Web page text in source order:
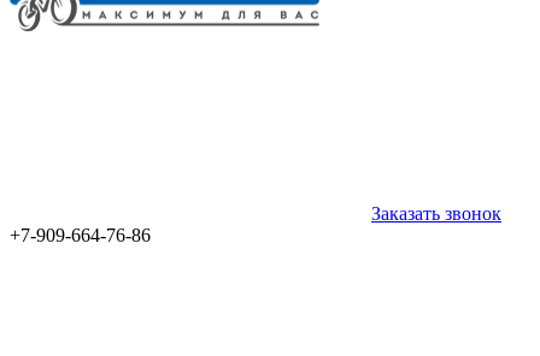
Заказать звонок
+7-909-664-76-86